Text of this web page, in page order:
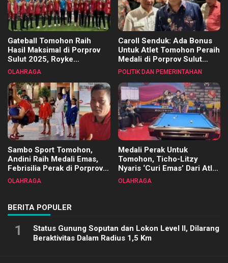
Gateball Tomohon Raih
Hasil Maksimal di Porprov
Sulut 2025, Royke
Tangkawarouw Ucapkan
OLAHRAGA
Caroll Senduk: Ada Bonus
Untuk Atlet Tomohon Peraih
Medali di Porprov Sulut
2025
POLITIK DAN PEMERINTAHAN
Sambo Sport Tomohon,
Andini Raih Medali Emas,
Febrisilia Perak di Porprov
Sulut 2025
OLAHRAGA
Medali Perak Untuk
Tomohon, Ticho-Litzy
Nyaris ‘Curi Emas’ Dari Atlet
Biliar PON di Porprov Sulut
OLAHRAGA
BERITA POPULER
1
Status Gunung Soputan dan Lokon Level II, Dilarang
Beraktivitas Dalam Radius 1,5 Km